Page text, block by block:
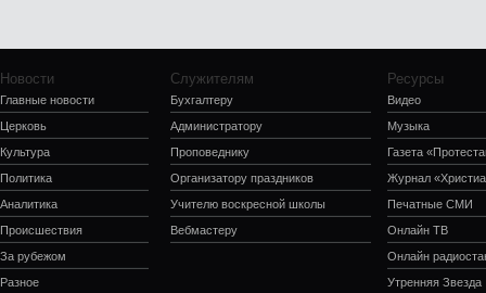
Новости
Главные новости
Церковь
Культура
Политика
Аналитика
Происшествия
За рубежом
Разное
Служителям
Бухгалтеру
Администратору
Проповеднику
Организатору праздников
Учителю воскресной школы
Вебмастеру
Ресурсы
Видео
Музыка
Газета
Журнал
Печатные СМИ
Онлайн ТВ
Онлайн
Утренняя Звезда